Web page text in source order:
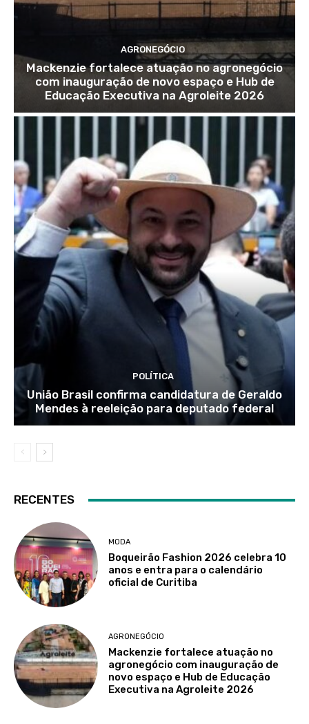
AGRONEGÓCIO
Mackenzie fortalece atuação no agronegócio
com inauguração de novo espaço e Hub de
Educação Executiva na Agroleite 2026
POLÍTICA
União Brasil confirma candidatura de Geraldo
Mendes à reeleição para deputado federal
RECENTES
MODA
Boqueirão Fashion 2026 celebra 10
anos e entra para o calendário
oficial de Curitiba
AGRONEGÓCIO
Mackenzie fortalece atuação no
agronegócio com inauguração de
novo espaço e Hub de Educação
Executiva na Agroleite 2026